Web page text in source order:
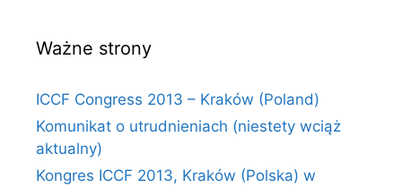
Ważne strony
ICCF Congress 2013 – Kraków (Poland)
Komunikat o utrudnieniach (niestety wciąż
aktualny)
Kongres ICCF 2013, Kraków (Polska) w